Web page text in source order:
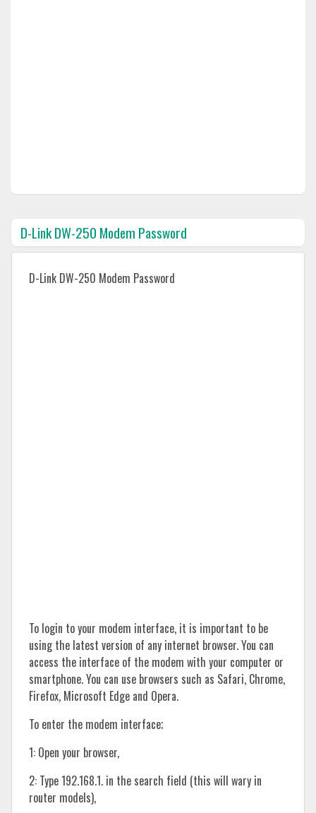
D-Link DW-250 Modem Password
D-Link DW-250 Modem Password
To login to your modem interface, it is important to be
using the latest version of any internet browser. You can
access the interface of the modem with your computer or
smartphone. You can use browsers such as Safari, Chrome,
Firefox, Microsoft Edge and Opera.
To enter the modem interface;
1: Open your browser,
2: Type 192.168.1. in the search field (this will wary in
router models),